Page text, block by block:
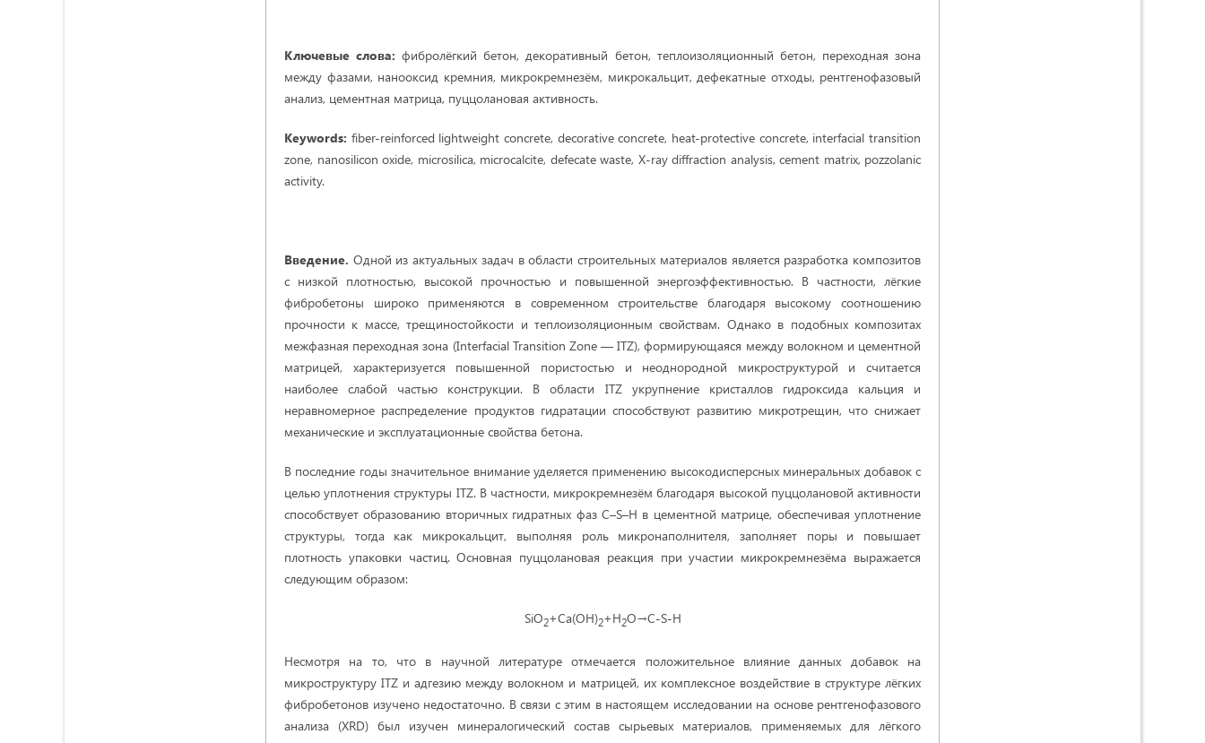
Ключевые слова: фибролёгкий бетон, декоративный бетон, теплоизоляционный бетон, переходная зона
между фазами, нанооксид кремния, микрокремнезём, микрокальцит, дефекатные отходы, рентгенофазовый
анализ, цементная матрица, пуццолановая активность.
Keywords: fiber-reinforced lightweight concrete, decorative concrete, heat-protective concrete, interfacial transition
zone, nanosilicon oxide, microsilica, microcalcite, defecate waste, X-ray diffraction analysis, cement matrix, pozzolanic
activity.
Введение. Одной из актуальных задач в области строительных материалов является разработка композитов
с низкой плотностью, высокой прочностью и повышенной энергоэффективностью. В частности, лёгкие
фибробетоны широко применяются в современном строительстве благодаря высокому соотношению
прочности к массе, трещиностойкости и теплоизоляционным свойствам. Однако в подобных композитах
межфазная переходная зона (Interfacial Transition Zone — ITZ), формирующаяся между волокном и цементной
матрицей, характеризуется повышенной пористостью и неоднородной микроструктурой и считается
наиболее слабой частью конструкции. В области ITZ укрупнение кристаллов гидроксида кальция и
неравномерное распределение продуктов гидратации способствуют развитию микротрещин, что снижает
механические и эксплуатационные свойства бетона.
В последние годы значительное внимание уделяется применению высокодисперсных минеральных добавок с
целью уплотнения структуры ITZ. В частности, микрокремнезём благодаря высокой пуццолановой активности
способствует образованию вторичных гидратных фаз C–S–H в цементной матрице, обеспечивая уплотнение
структуры, тогда как микрокальцит, выполняя роль микронаполнителя, заполняет поры и повышает
плотность упаковки частиц. Основная пуццолановая реакция при участии микрокремнезёма выражается
следующим образом:
SiO2+Ca(OH)2+H2O→C-S-H
Несмотря на то, что в научной литературе отмечается положительное влияние данных добавок на
микроструктуру ITZ и адгезию между волокном и матрицей, их комплексное воздействие в структуре лёгких
фибробетонов изучено недостаточно. В связи с этим в настоящем исследовании на основе рентгенофазового
анализа (XRD) был изучен минералогический состав сырьевых материалов, применяемых для лёгкого